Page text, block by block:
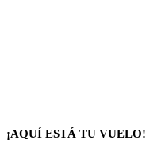
¡AQUÍ ESTÁ TU VUELO!